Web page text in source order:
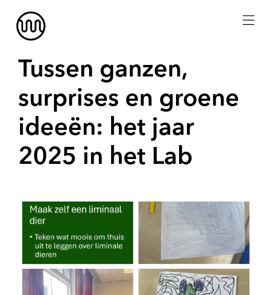
Tussen ganzen,
surprises en groene
ideeën: het jaar
2025 in het Lab